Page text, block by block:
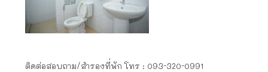
ติดต่อสอบถาม/สำรองที่พัก โทร : 093-320-0991